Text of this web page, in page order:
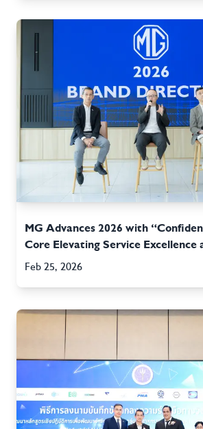
MG Advances 2026 with
Core Elevating Service Excellence and Pursuing
Qualitative Brand Growth, Aiming for 30,000
Feb 25, 2026